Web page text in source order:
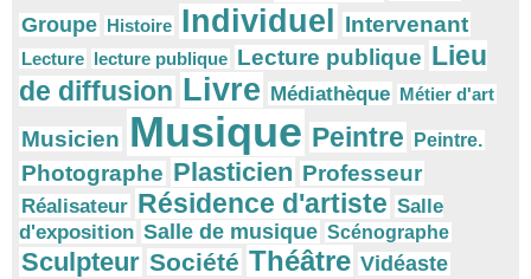
Groupe Histoire Individuel Intervenant
Lecture lecture publique Lecture publique Lieu
de diffusion Livre Médiathèque Métier d'art
Musicien Musique Peintre Peintre.
Photographe Plasticien Professeur
Réalisateur Résidence d'artiste Salle
d'exposition Salle de musique Scénographe
Sculpteur Société Théâtre Vidéaste